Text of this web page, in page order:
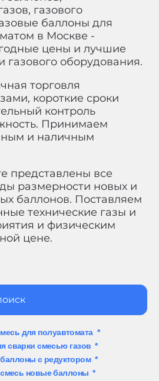
газового
баллоны для
в Москве -
цены и лучшие
газового оборудования.
торговля
короткие сроки
контроль
Принимаем
и наличным
представлены все
размерности новых и
баллонов. Поставляем
технические газы и
и физическим
цене.
для полуавтомата*
сварки смесью газов *
с редуктором*
новые баллоны *